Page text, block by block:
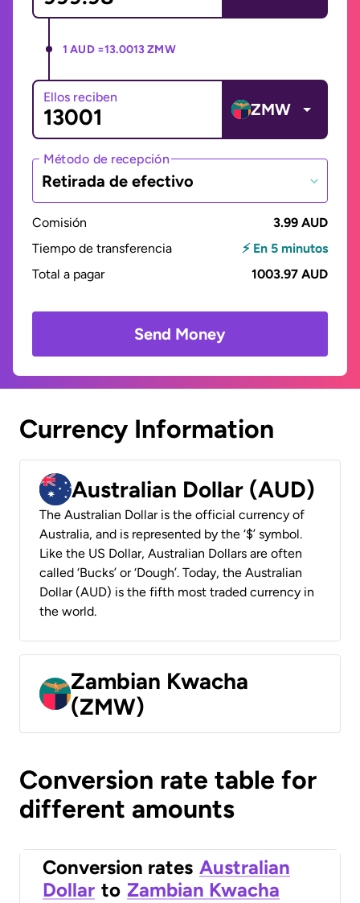
1 AUD =13.0013 ZMW
Ellos reciben
ZMW
Método de recepción
Retirada de efectivo
Comisión
3.99 AUD
Tiempo de transferencia
⚡ En 5 minutos
Total a pagar
1003.97 AUD
Send Money
Currency Information
Australian Dollar (AUD)
The Australian Dollar is the official currency of
Australia, and is represented by the ‘$’ symbol.
Like the US Dollar, Australian Dollars are often
called ‘Bucks’ or ‘Dough’. Today, the Australian
Dollar (AUD) is the fifth most traded currency in
the world.
Zambian Kwacha
(ZMW)
Conversion rate table for
different amounts
Conversion rates Australian
Dollar to Zambian Kwacha